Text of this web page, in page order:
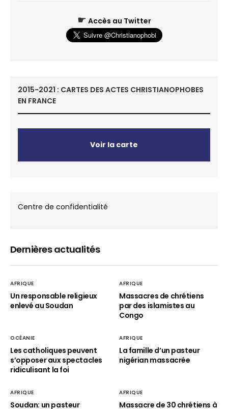
☛ Accès au Twitter
2015-2021 : CARTES DES ACTES CHRISTIANOPHOBES
EN FRANCE
Voir la carte
Centre de confidentialité
Dernières actualités
AFRIQUE
Un responsable religieux
enlevé au Soudan
AFRIQUE
Massacres de chrétiens
par des islamistes au
Congo
OCÉANIE
Les catholiques peuvent
s’opposer aux spectacles
ridiculisant la foi
AFRIQUE
La famille d’un pasteur
nigérian massacrée
AFRIQUE
Soudan: un pasteur
AFRIQUE
Massacre de 30 chrétiens à